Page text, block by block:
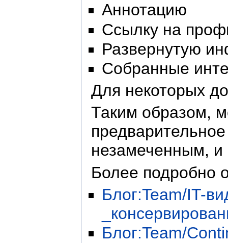
Аннотацию
Ссылку на
Развернутую
Собранные
Для некоторых
Таким образом,
незамеченным,
Более подробно
Блог:Team/IT-
Блог:Team/